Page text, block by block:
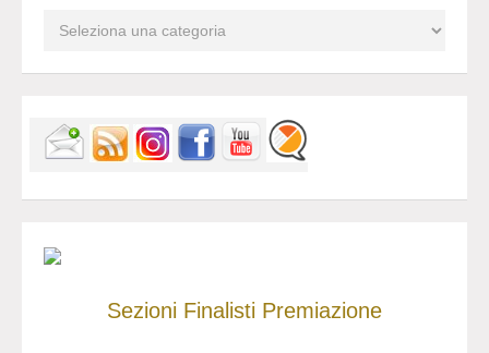
Sezioni Finalisti Premiazione